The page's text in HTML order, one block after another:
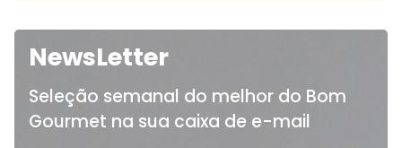
NewsLetter
Seleção semanal do melhor do Bom
Gourmet na sua caixa de e-mail